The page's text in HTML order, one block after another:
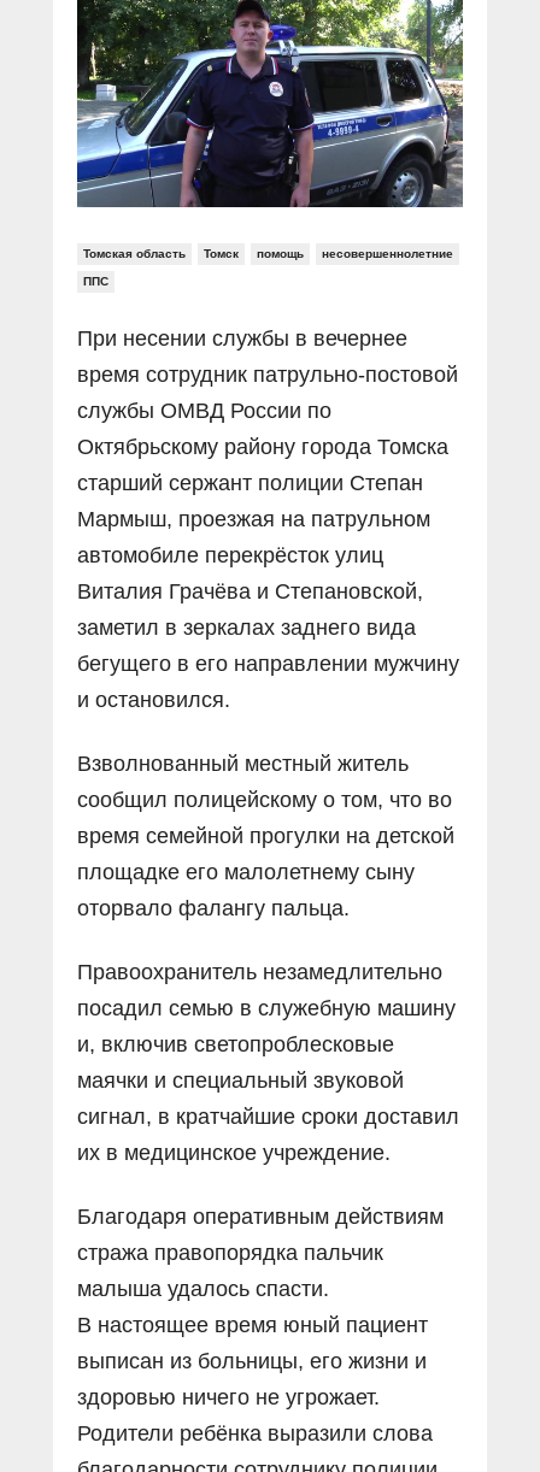
Социальные ролики
Документальные фильмы
Прямой разговор
В знании сила
Специальный репортаж
КиберПОСТОВОЙ
Газета «Щит и меч»
Журнал «Полиция России»
О ПОРТАЛЕ
Контакты
Вакансии
Томская область Томск помощь несовершеннолетние
ППС
При несении службы в вечернее
время сотрудник патрульно-постовой
службы ОМВД России по
Октябрьскому району города Томска
старший сержант полиции Степан
Мармыш, проезжая на патрульном
автомобиле перекрёсток улиц
Виталия Грачёва и Степановской,
заметил в зеркалах заднего вида
бегущего в его направлении мужчину
и остановился.
Взволнованный местный житель
сообщил полицейскому о том, что во
время семейной прогулки на детской
площадке его малолетнему сыну
оторвало фалангу пальца.
Правоохранитель незамедлительно
посадил семью в служебную машину
и, включив светопроблесковые
маячки и специальный звуковой
сигнал, в кратчайшие сроки доставил
их в медицинское учреждение.
Благодаря оперативным действиям
стража правопорядка пальчик
малыша удалось спасти.
В настоящее время юный пациент
выписан из больницы, его жизни и
здоровью ничего не угрожает.
Родители ребёнка выразили слова